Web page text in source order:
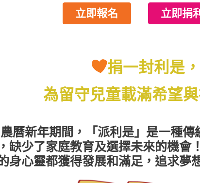
立即報名 立即捐
捐一封利是，
為留守兒童載滿希望
農曆新年期間，「派利是」是一種
缺少了家庭教育及選擇未來的機會
身心靈都獲得發展和滿足，追求夢